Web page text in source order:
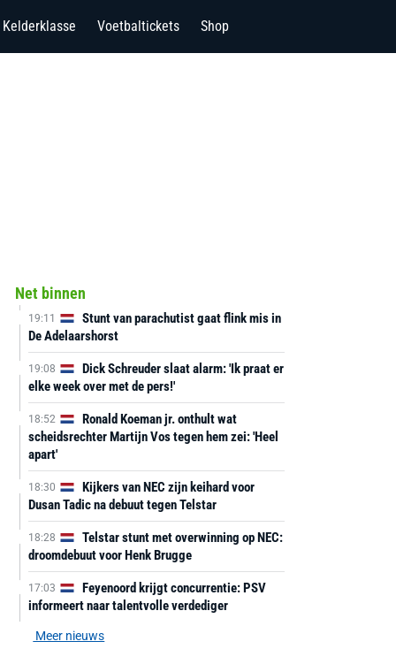
Kelderklasse Voetbaltickets Shop
Net binnen
19:11
Stunt van parachutist gaat flink mis in
De Adelaarshorst
19:08
Dick Schreuder slaat alarm: 'Ik praat er
elke week over met de pers!'
18:52
Ronald Koeman jr. onthult wat
scheidsrechter Martijn Vos tegen hem zei: 'Heel
apart'
18:30
Kijkers van NEC zijn keihard voor
Dusan Tadic na debuut tegen Telstar
18:28
Telstar stunt met overwinning op NEC:
droomdebuut voor Henk Brugge
17:03
Feyenoord krijgt concurrentie: PSV
informeert naar talentvolle verdediger
Meer nieuws